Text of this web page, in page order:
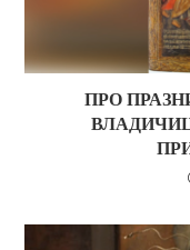
ПРО